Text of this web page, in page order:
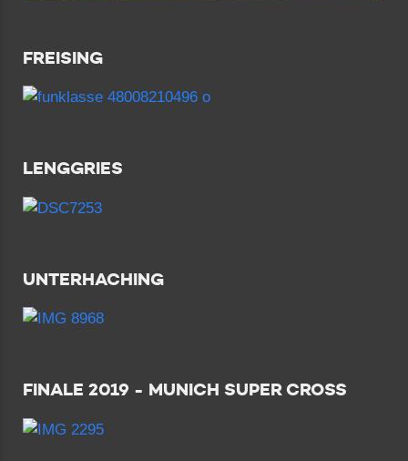
FREISING
LENGGRIES
UNTERHACHING
FINALE 2019 - MUNICH SUPER CROSS